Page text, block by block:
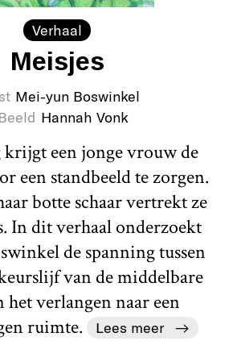
Verhaal
Meisjes
Mei-yun Boswinkel
Beeld Hannah Vonk
krijgt een jonge vrouw de
een standbeeld te zorgen.
botte schaar vertrekt ze
In dit verhaal onderzoekt
de spanning tussen
van de middelbare
het verlangen naar een
ruimte.
Lees meer